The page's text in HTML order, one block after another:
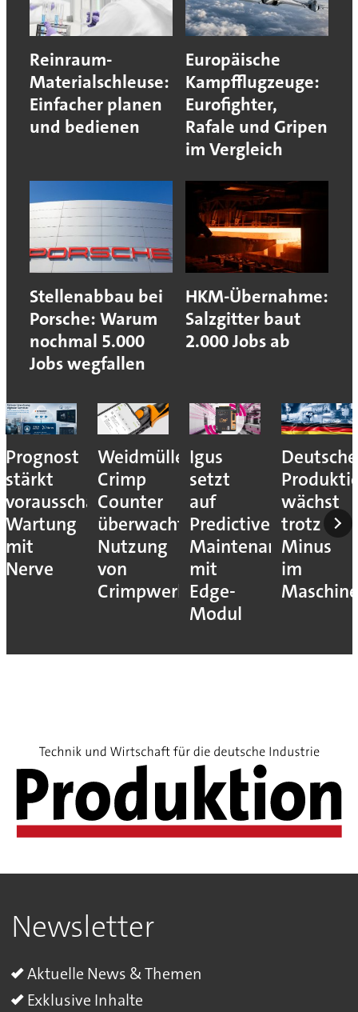
Reinraum-
Materialschleuse:
Einfacher planen
und bedienen
Europäische
Kampfflugzeuge:
Eurofighter,
Rafale und Gripen
im Vergleich
Stellenabbau bei
Porsche: Warum
nochmal 5.000
Jobs wegfallen
HKM-Übernahme:
Salzgitter baut
2.000 Jobs ab
Prognost
stärkt
vorausschauende
Wartung
mit
Nerve
Weidmüller:
Crimp
Counter
überwacht
Nutzung
von
Crimpwerkzeugen
Igus
setzt
auf
Predictive
Maintenance
mit
Edge-
Modul
Deutsche
wächst
trotz
Minus
im
Newsletter
Aktuelle News & Themen
Exklusive Inhalte